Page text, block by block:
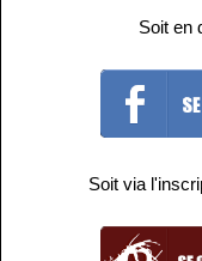
Soit en
Soit via